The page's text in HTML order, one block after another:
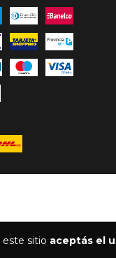
este sitio aceptás el